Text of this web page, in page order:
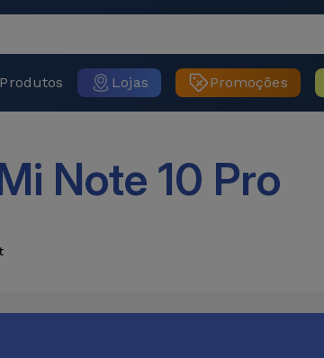
Produtos Lojas Promoções
Note 10 Pro